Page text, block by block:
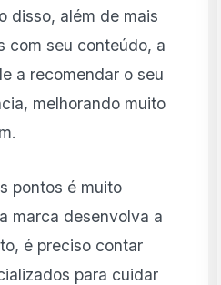
disso, além de mais
com seu conteúdo, a
a recomendar o seu
melhorando muito
pontos é muito
marca desenvolva a
é preciso contar
para cuidar